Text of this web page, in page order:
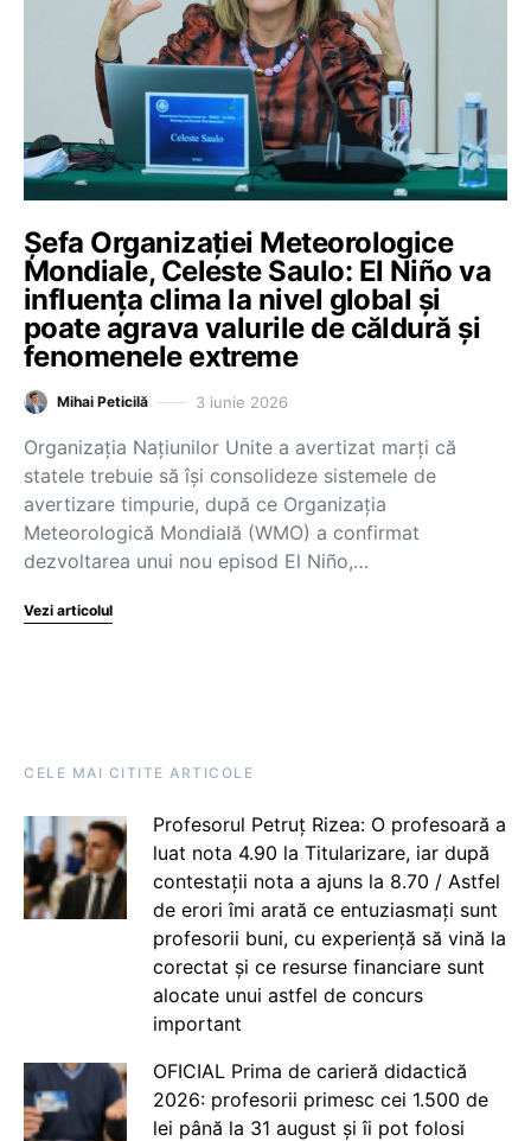
Șefa Organizației Meteorologice
Mondiale, Celeste Saulo: El Niño va
influența clima la nivel global și
poate agrava valurile de căldură și
fenomenele extreme
Mihai Peticilă 3 iunie 2026
Organizația Națiunilor Unite a avertizat marți că
statele trebuie să își consolideze sistemele de
avertizare timpurie, după ce Organizația
Meteorologică Mondială (WMO) a confirmat
dezvoltarea unui nou episod El Niño,…
Vezi articolul
CELE MAI CITITE ARTICOLE
Profesorul Petruț Rizea: O profesoară a
luat nota 4.90 la Titularizare, iar după
contestații nota a ajuns la 8.70 / Astfel
de erori îmi arată ce entuziasmați sunt
profesorii buni, cu experiență să vină la
corectat și ce resurse financiare sunt
alocate unui astfel de concurs
important
OFICIAL Prima de carieră didactică
2026: profesorii primesc cei 1.500 de
lei până la 31 august și îi pot folosi